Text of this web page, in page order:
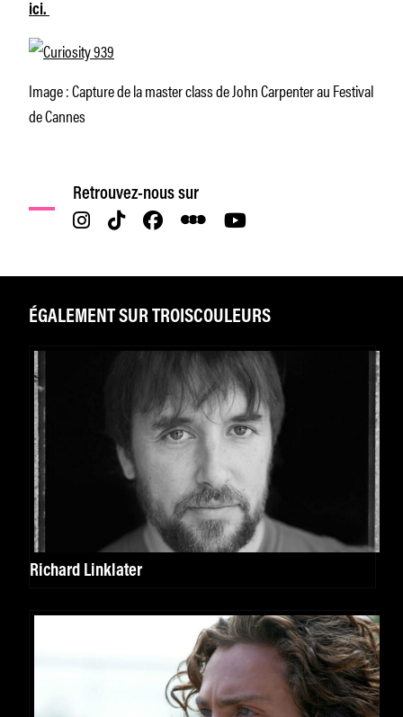
ici.
Image : Capture de la master class de John Carpenter au Festival
de Cannes
Retrouvez-nous sur
ÉGALEMENT SUR TROISCOULEURS
Richard Linklater